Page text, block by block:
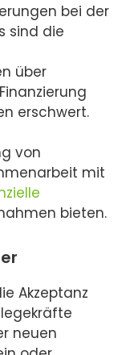
bei der
sind die
über
erschwert.
von
mit
bieten.
Akzeptanz
neuen